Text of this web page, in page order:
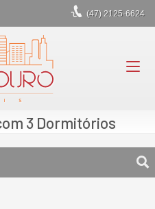
(47) 2125-6624
3 Dormitórios